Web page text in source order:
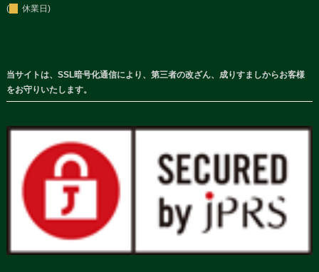
( 休業日)
当サイトは、SSL暗号化通信により、第三者の改ざん、成りすましからお客様
をお守りいたします。